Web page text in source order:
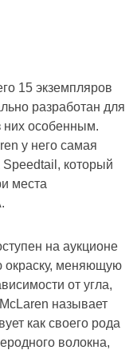
15 экземпляров
разработан для
них особенным.
у него самая
Speedtail, который
места
на аукционе
окраску, меняющую
от угла,
называет
как своего рода
волокна,